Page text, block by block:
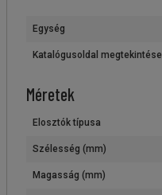
Egység
Katalógusoldal megtekintése
Méretek
Elosztók típusa
Szélesség (mm)
Magasság (mm)